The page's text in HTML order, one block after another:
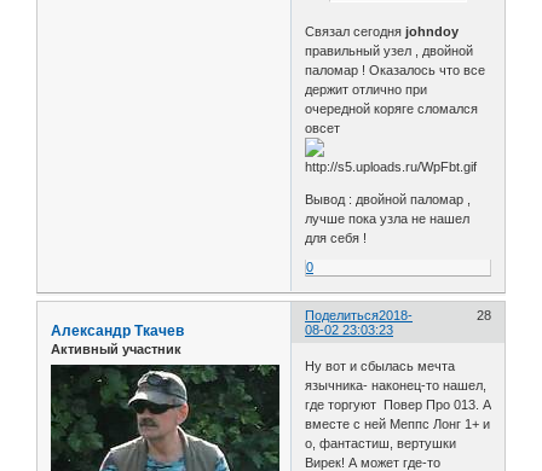
Связал сегодняjohndoy
правильный узел , двойной
паломар ! Оказалось что все
держит отлично при
очередной коряге сломался
овсет
Вывод : двойной паломар ,
лучше пока узла не нашел
для себя !
0
Поделиться 28
2018-
08-02 23:03:23
Александр Ткачев
Активный участник
Ну вот и сбылась мечта
язычника- наконец-то нашел,
где торгуют Повер Про 013. А
вместе с ней Меппс Лонг 1+ и
о, фантастиш, вертушки
Вирек! А может где-то